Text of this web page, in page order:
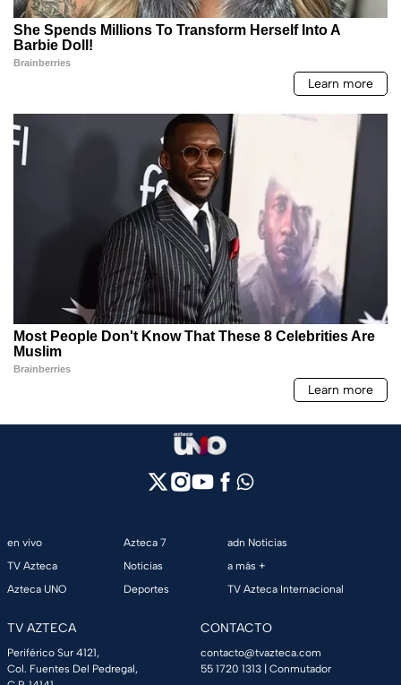
en vivo
TV Azteca
Azteca UNO
Azteca 7
Noticias
Deportes
adn Noticias
a más +
TV Azteca Internacional
TV AZTECA
Periférico Sur 4121,
Col. Fuentes Del Pedregal,
CONTACTO
contacto@tvazteca.com
55 1720 1313 | Conmutador